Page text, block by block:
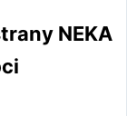
NEKA